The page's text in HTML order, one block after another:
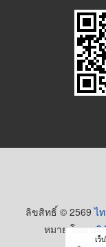
ลิขสิทธิ์ © 2569ไ
หมาย โดยบริ
เว็